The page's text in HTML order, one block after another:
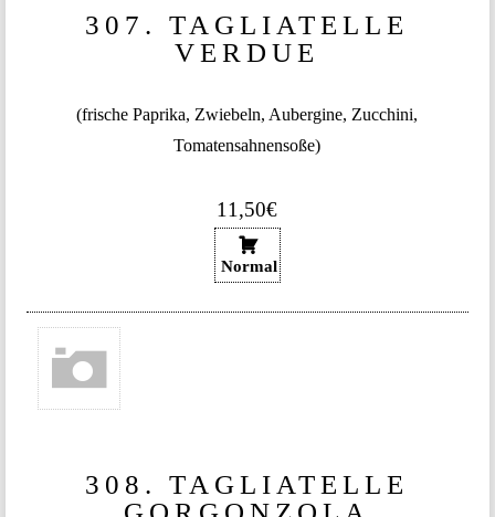
307. TAGLIATELLE
VERDUE
11,50€
Normal
(frische Paprika, Zwiebeln, Aubergine, Zucchini,
Tomatensahnensoße)
308. TAGLIATELLE